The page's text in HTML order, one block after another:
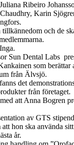
Ribeiro
Karin
och de ska
Sun Dental Labs
som berättar
från Älvsjö.
det
från företaget.
att Anna Bogren
av GTS
hon ska använda
år.